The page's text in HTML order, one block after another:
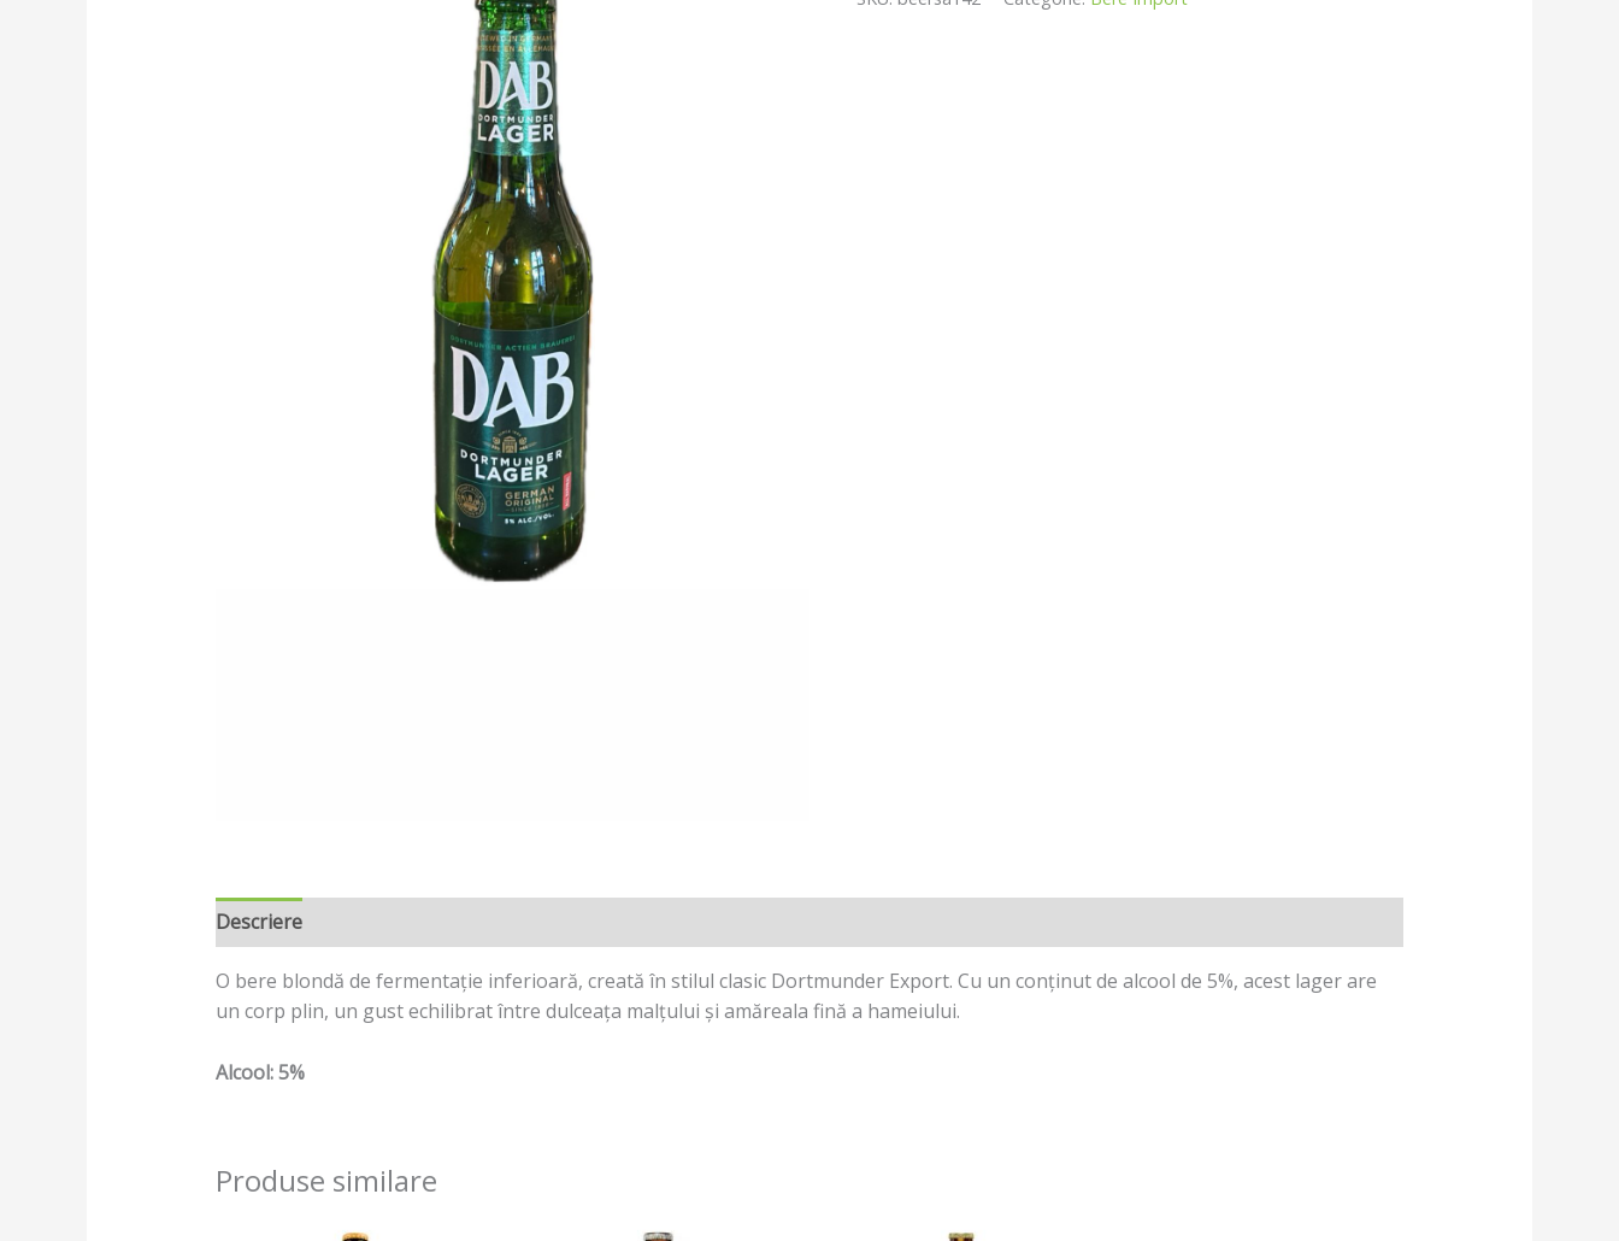
Descriere
O bere blondă de fermentație inferioară, creată în stilul clasic Dortmunder Export. Cu un conținut de alcool de 5%, acest lager are
un corp plin, un gust echilibrat între dulceața malțului și amăreala fină a hameiului.
Alcool: 5%
Produse similare